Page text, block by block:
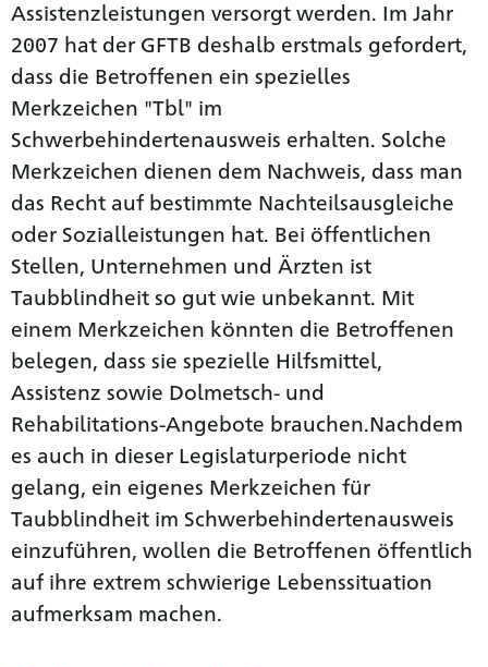
Assistenzleistungen versorgt werden. Im Jahr
2007 hat der GFTB deshalb erstmals gefordert,
dass die Betroffenen ein spezielles
Merkzeichen "Tbl" im
Schwerbehindertenausweis erhalten. Solche
Merkzeichen dienen dem Nachweis, dass man
das Recht auf bestimmte Nachteilsausgleiche
oder Sozialleistungen hat. Bei öffentlichen
Stellen, Unternehmen und Ärzten ist
Taubblindheit so gut wie unbekannt. Mit
einem Merkzeichen könnten die Betroffenen
belegen, dass sie spezielle Hilfsmittel,
Assistenz sowie Dolmetsch- und
Rehabilitations-Angebote brauchen.Nachdem
es auch in dieser Legislaturperiode nicht
gelang, ein eigenes Merkzeichen für
Taubblindheit im Schwerbehindertenausweis
einzuführen, wollen die Betroffenen öffentlich
auf ihre extrem schwierige Lebenssituation
aufmerksam machen.